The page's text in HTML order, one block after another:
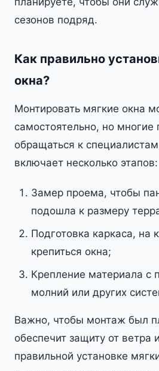
сезонов подряд.
Как правильно
окна?
Монтировать мягкие окна
самостоятельно, но многие
обращаться к
включает несколько этапов:
Замер проема, чтобы
подошла к размеру
Подготовка каркаса, на
крепиться окна;
Крепление материала с
молний или других
Важно, чтобы монтаж был
обеспечит защиту от ветра
правильной установке